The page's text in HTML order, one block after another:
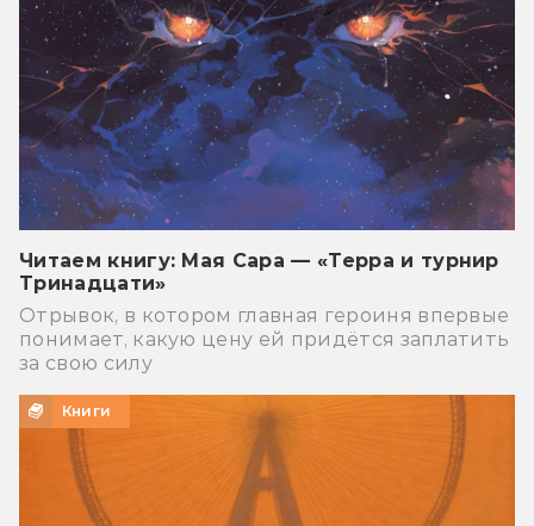
Читаем книгу: Мая Сара — «Терра и турнир
Тринадцати»
Отрывок, в котором главная героиня впервые
понимает, какую цену ей придётся заплатить
за свою силу
Книги